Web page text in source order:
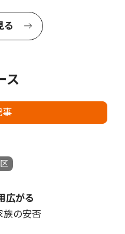
る
ス
事
広がる
族の安否